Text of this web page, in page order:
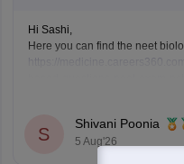
Hi Sashi,
Here you can find the neet
Keep posting your doubts
S
Shivani Poonia
5 Aug'26